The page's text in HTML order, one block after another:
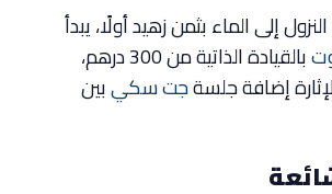
إلى الماء بثمن زهيد أولًا، يبدأ
بالقيادة الذاتية من 300 درهم،
إضافة جلسةجت سكيبين